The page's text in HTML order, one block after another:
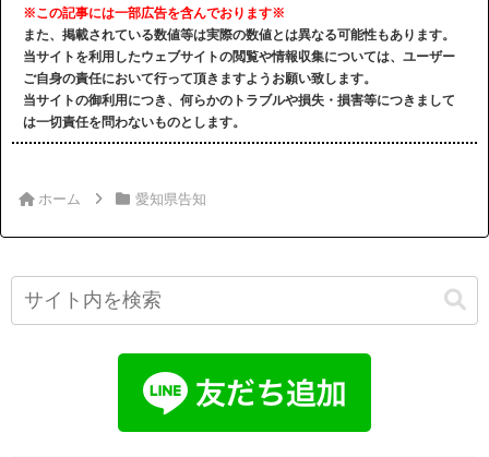
※この記事には一部広告を含んでおります※
また、掲載されている数値等は実際の数値とは異なる可能性もあります。
当サイトを利用したウェブサイトの閲覧や情報収集については、ユーザー
ご自身の責任において行って頂きますようお願い致します。
当サイトの御利用につき、何らかのトラブルや損失・損害等につきまして
は一切責任を問わないものとします。
ホーム 愛知県告知